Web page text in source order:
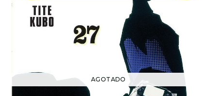
AGOTADO